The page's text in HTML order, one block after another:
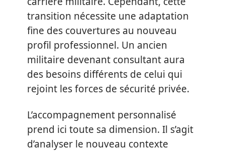
transition nécessite une adaptation
fine des couvertures au nouveau
profil professionnel. Un ancien
militaire devenant consultant aura
des besoins différents de celui qui
rejoint les forces de sécurité privée.
L’accompagnement personnalisé
prend ici toute sa dimension. Il s’agit
d’analyser le nouveau contexte